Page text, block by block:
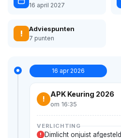
16 april 2027
! Adviespunten
7 punten
16 apr 2026
!
APK Keuring 2026
om 16:35
VERLICHTING
! Dimlicht onjuist afgesteld